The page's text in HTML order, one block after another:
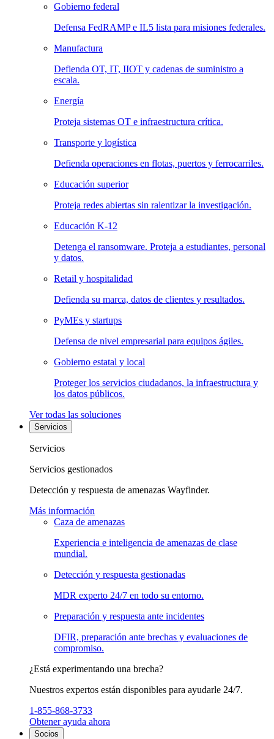
Gobierno federal
Defensa FedRAMP e IL5 lista para misiones federales.
Manufactura
Defienda OT, IT, IIOT y cadenas de suministro a
escala.
Energía
Proteja sistemas OT e infraestructura crítica.
Transporte y logística
Defienda operaciones en flotas, puertos y ferrocarriles.
Educación superior
Proteja redes abiertas sin ralentizar la investigación.
Educación K-12
Detenga el ransomware. Proteja a estudiantes, personal
y datos.
Retail y hospitalidad
Defienda su marca, datos de clientes y resultados.
PyMEs y startups
Defensa de nivel empresarial para equipos ágiles.
Gobierno estatal y local
Proteger los servicios ciudadanos, la infraestructura y
los datos públicos.
Ver todas las soluciones
Servicios
Servicios
Servicios gestionados
Detección y respuesta de amenazas Wayfinder.
Más información
Caza de amenazas
Experiencia e inteligencia de amenazas de clase
mundial.
Detección y respuesta gestionadas
MDR experto 24/7 en todo su entorno.
Preparación y respuesta ante incidentes
DFIR, preparación ante brechas y evaluaciones de
compromiso.
¿Está experimentando una brecha?
Nuestros expertos están disponibles para ayudarle 24/7.
1-855-868-3733
Obtener ayuda ahora
Socios